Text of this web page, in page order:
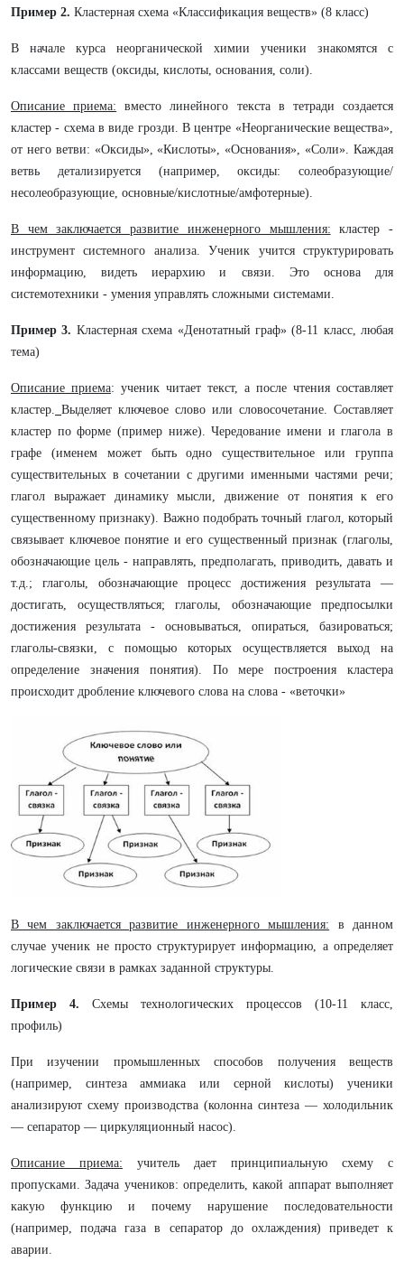
Пример 2. Кластерная схема «Классификация веществ» (8 класс)
В начале курса неорганической химии ученики знакомятся с
классами веществ (оксиды, кислоты, основания, соли).
Описание приема: вместо линейного текста в тетради создается
кластер - схема в виде грозди. В центре «Неорганические вещества»,
от него ветви: «Оксиды», «Кислоты», «Основания», «Соли». Каждая
ветвь детализируется (например, оксиды: солеобразующие/
несолеобразующие, основные/кислотные/амфотерные).
В чем заключается развитие инженерного мышления: кластер -
инструмент системного анализа. Ученик учится структурировать
информацию, видеть иерархию и связи. Это основа для
системотехники - умения управлять сложными системами.
Пример 3. Кластерная схема «Денотатный граф» (8-11 класс, любая
тема)
Описание приема: ученик читает текст, а после чтения составляет
кластер. Выделяет ключевое слово или словосочетание. Составляет
кластер по форме (пример ниже). Чередование имени и глагола в
графе (именем может быть одно существительное или группа
существительных в сочетании с другими именными частями речи;
глагол выражает динамику мысли, движение от понятия к его
существенному признаку). Важно подобрать точный глагол, который
связывает ключевое понятие и его существенный признак (глаголы,
обозначающие цель - направлять, предполагать, приводить, давать и
т.д.; глаголы, обозначающие процесс достижения результата —
достигать, осуществляться; глаголы, обозначающие предпосылки
достижения результата - основываться, опираться, базироваться;
глаголы-связки, с помощью которых осуществляется выход на
определение значения понятия). По мере построения кластера
происходит дробление ключевого слова на слова - «веточки»
В чем заключается развитие инженерного мышления: в данном
случае ученик не просто структурирует информацию, а определяет
логические связи в рамках заданной структуры.
Пример 4. Схемы технологических процессов (10-11 класс,
профиль)
При изучении промышленных способов получения веществ
(например, синтеза аммиака или серной кислоты) ученики
анализируют схему производства (колонна синтеза — холодильник
— сепаратор — циркуляционный насос).
Описание приема: учитель дает принципиальную схему с
пропусками. Задача учеников: определить, какой аппарат выполняет
какую функцию и почему нарушение последовательности
(например, подача газа в сепаратор до охлаждения) приведет к
аварии.